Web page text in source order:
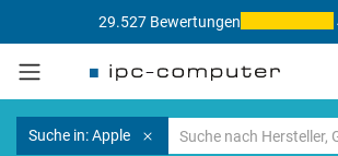
29.527 Bewertungen
Suche in: Apple